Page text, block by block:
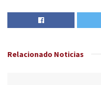
Relacionado Noticias